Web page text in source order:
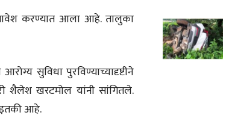
करण्यात आला आहे. तालुका
सुविधा पुरविण्याच्यादृष्टीने
शैलेश खरटमोल यांनी सांगितले.
इतकी आहे.